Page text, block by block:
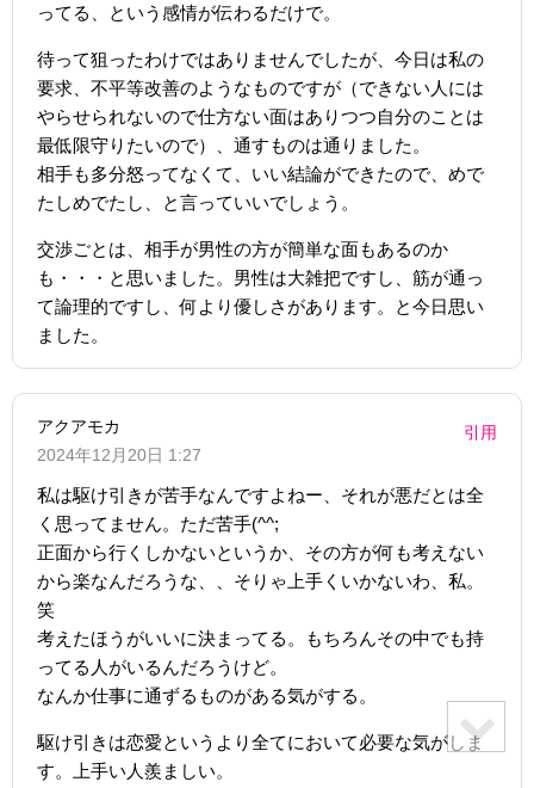
ってる、という感情が伝わるだけで。
待って狙ったわけではありませんでしたが、今日は私の
要求、不平等改善のようなものですが（できない人には
やらせられないので仕方ない面はありつつ自分のことは
最低限守りたいので）、通すものは通りました。
相手も多分怒ってなくて、いい結論ができたので、めで
たしめでたし、と言っていいでしょう。
交渉ごとは、相手が男性の方が簡単な面もあるのか
も・・・と思いました。男性は大雑把ですし、筋が通っ
て論理的ですし、何より優しさがあります。と今日思い
ました。
アクアモカ
2024年12月20日 1:27
引用
私は駆け引きが苦手なんですよねー、それが悪だとは全
く思ってません。ただ苦手(^^;
正面から行くしかないというか、その方が何も考えない
から楽なんだろうな、、そりゃ上手くいかないわ、私。
笑
考えたほうがいいに決まってる。もちろんその中でも持
ってる人がいるんだろうけど。
なんか仕事に通ずるものがある気がする。
駆け引きは恋愛というより全てにおいて必要な気がしま
す。上手い人羨ましい。